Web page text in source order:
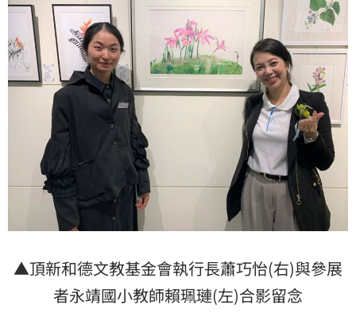
▲頂新和德文教基金會執行長蕭巧怡(右)與參展
者永靖國小教師賴珮璉(左)合影留念